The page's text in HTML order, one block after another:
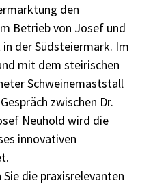
den
Betrieb von Josef und
der Südsteiermark. Im
mit dem steirischen
Schweinemaststall
zwischen Dr.
Neuhold wird die
innovativen
die praxisrelevanten